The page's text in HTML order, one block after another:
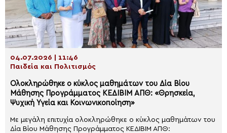
04.07.2026 | 11:46
Παιδεία και Πολιτισμός
Ολοκληρώθηκε ο κύκλος μαθημάτων του Δία Βίου
Μάθησης Προγράμματος ΚΕΔΙΒΙΜ ΑΠΘ: «Θρησκεία,
Ψυχική Υγεία και Κοινωνικοποίηση»
Με μεγάλη επιτυχία ολοκληρώθηκε ο κύκλος μαθημάτων του
Δία Βίου Μάθησης Προγράμματος ΚΕΔΙΒΙΜ ΑΠΘ: